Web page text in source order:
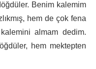
Benim kalemim
hem de çok fena
almam dedim.
hem mektepten